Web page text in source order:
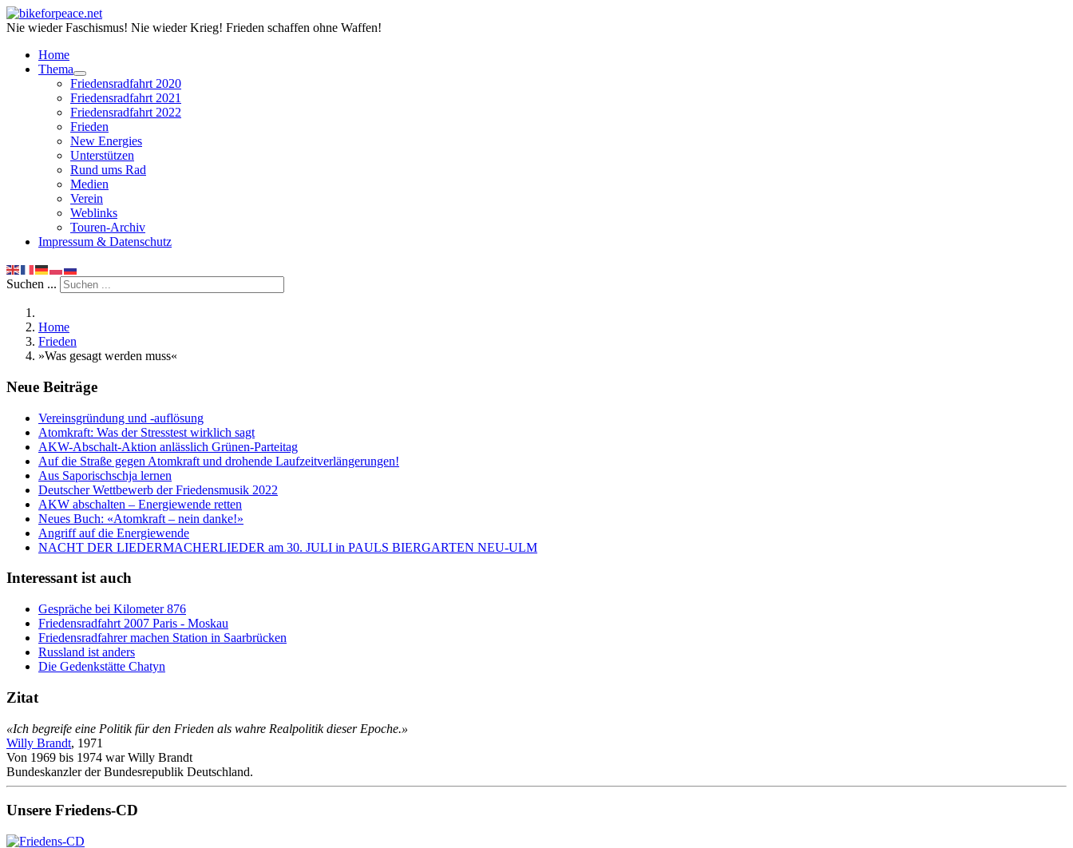
Nie wieder Faschismus! Nie wieder Krieg! Frieden schaffen ohne Waffen!
Home
Thema
Friedensradfahrt 2020
Friedensradfahrt 2021
Friedensradfahrt 2022
Frieden
New Energies
Unterstützen
Rund ums Rad
Medien
Verein
Weblinks
Touren-Archiv
Impressum & Datenschutz
Suchen ...
Home
Frieden
»Was gesagt werden muss«
Neue Beiträge
Vereinsgründung und -auflösung
Atomkraft: Was der Stresstest wirklich sagt
AKW-Abschalt-Aktion anlässlich Grünen-Parteitag
Auf die Straße gegen Atomkraft und drohende Laufzeitverlängerungen!
Aus Saporischschja lernen
Deutscher Wettbewerb der Friedensmusik 2022
AKW abschalten – Energiewende retten
Neues Buch: «Atomkraft – nein danke!»
Angriff auf die Energiewende
NACHT DER LIEDERMACHERLIEDER am 30. JULI in PAULS BIERGARTEN NEU-ULM
Interessant ist auch
Gespräche bei Kilometer 876
Friedensradfahrt 2007 Paris - Moskau
Friedensradfahrer machen Station in Saarbrücken
Russland ist anders
Die Gedenkstätte Chatyn
Zitat
«Ich begreife eine Politik für den Frieden als wahre Realpolitik dieser Epoche.»
Willy Brandt, 1971
Von 1969 bis 1974 war Willy Brandt
Bundeskanzler der Bundesrepublik Deutschland.
Unsere Friedens-CD